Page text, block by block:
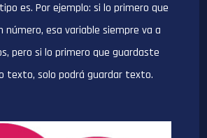
es. Por ejemplo: si lo primero que
número, esa variable siempre va a
pero si lo primero que guardaste
texto, solo podrá guardar texto.